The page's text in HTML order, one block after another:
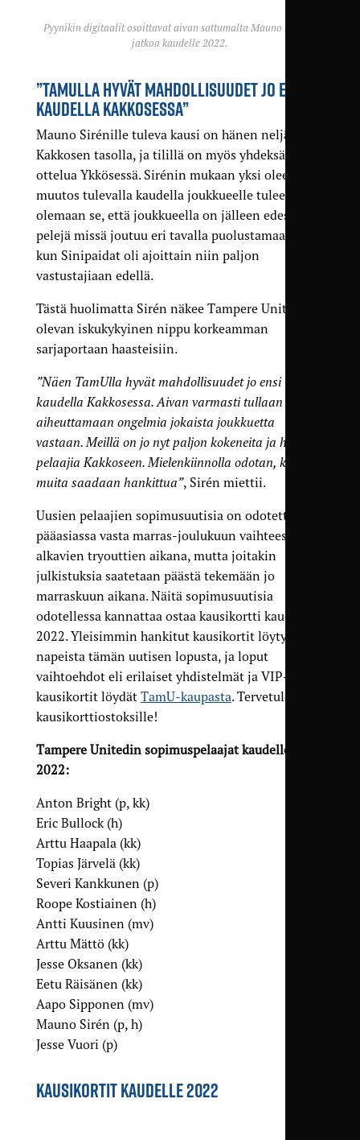
Pyynikin digitaalit osoittavat aivan sattumalta Mauno Sirénin
jatkoa kaudelle 2022.
”TAMULLA HYVÄT MAHDOLLISUUDET JO ENSI
KAUDELLA KAKKOSESSA”
Mauno Sirénille tuleva kausi on hänen neljäs
Kakkosen tasolla, ja tilillä on myös yhdeksän
ottelua Ykkösessä. Sirénin mukaan yksi oleellinen
muutos tulevalla kaudella joukkueelle tulee
olemaan se, että joukkueella on jälleen edessä
pelejä missä joutuu eri tavalla puolustamaan, nyt
kun Sinipaidat oli ajoittain niin paljon
vastustajiaan edellä.
Tästä huolimatta Sirén näkee Tampere Unitedin
olevan iskukykyinen nippu korkeamman
sarjaportaan haasteisiin.
”Näen TamUlla hyvät mahdollisuudet jo ensi
kaudella Kakkosessa. Aivan varmasti tullaan
aiheuttamaan ongelmia jokaista joukkuetta
vastaan. Meillä on jo nyt paljon kokeneita ja hyviä
pelaajia Kakkoseen. Mielenkiinnolla odotan, ketä
muita saadaan hankittua”, Sirén miettii.
Uusien pelaajien sopimusuutisia on odotettavissa
pääasiassa vasta marras-joulukuun vaihteessa
alkavien tryouttien aikana, mutta joitakin
julkistuksia saatetaan päästä tekemään jo
marraskuun aikana. Näitä sopimusuutisia
odotellessa kannattaa ostaa kausikortti kaudelle
2022. Yleisimmin hankitut kausikortit löytyvät
napeista tämän uutisen lopusta, ja loput
vaihtoehdot eli erilaiset yhdistelmät ja VIP-
kausikortit löydät TamU-kaupasta. Tervetuloa
kausikorttiostoksille!
Tampere Unitedin sopimuspelaajat kaudelle
2022:
Anton Bright (p, kk)
Eric Bullock (h)
Arttu Haapala (kk)
Topias Järvelä (kk)
Severi Kankkunen (p)
Roope Kostiainen (h)
Antti Kuusinen (mv)
Arttu Mättö (kk)
Jesse Oksanen (kk)
Eetu Räisänen (kk)
Aapo Sipponen (mv)
Mauno Sirén (p, h)
Jesse Vuori (p)
KAUSIKORTIT KAUDELLE 2022